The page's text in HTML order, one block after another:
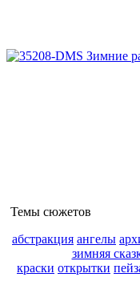
Темы сюжетов
абстракция ангелы
зимняя
краски открытки